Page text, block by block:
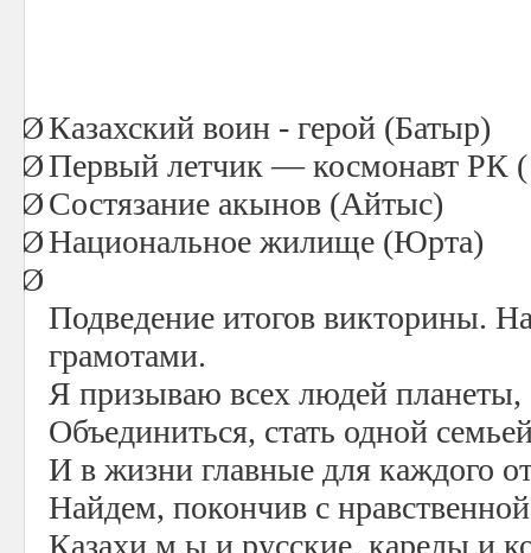
ØКазахский воин - герой (Батыр)
ØПервый летчик — космонавт РК
ØСостязание акынов (Айтыс)
ØНациональное жилище (Юрта)
Ø
Подведение итогов викторины.
грамотами.
Я призываю всех людей планеты,
Объединиться, стать одной
И в жизни главные для каждого
Найдем, покончив с
Казахи м ы и русские, карелы и